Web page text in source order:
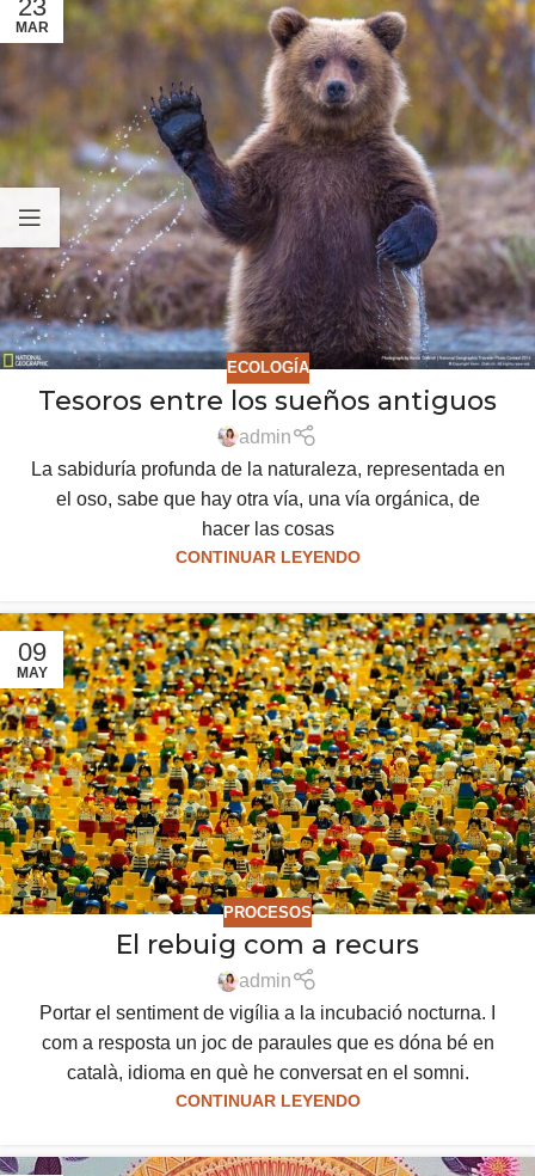
23
MAR
ECOLOGÍA
Tesoros entre los sueños antiguos
admin
La sabiduría profunda de la naturaleza, representada en
el oso, sabe que hay otra vía, una vía orgánica, de
hacer las cosas
CONTINUAR LEYENDO
09
MAY
PROCESOS
El rebuig com a recurs
admin
Portar el sentiment de vigília a la incubació nocturna. I
com a resposta un joc de paraules que es dóna bé en
català, idioma en què he conversat en el somni.
CONTINUAR LEYENDO